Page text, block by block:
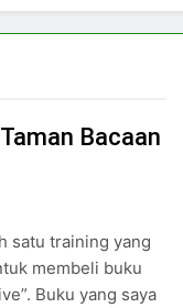
Bacaan
satu training yang
membeli buku
Buku yang saya